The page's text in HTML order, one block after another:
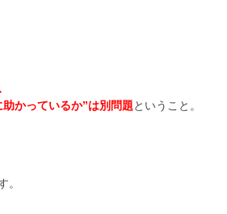
かっているか”は別問題ということ。
。